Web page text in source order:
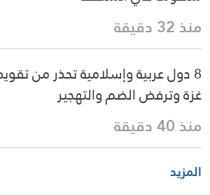
منذ 32 دقيقة
8 دول عربية وإسلامية تحذر من
غزة وترفض الضم والتهجير
منذ 40 دقيقة
المزيد